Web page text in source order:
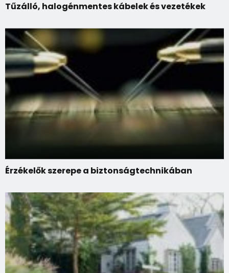
Tűzálló, halogénmentes kábelek és vezetékek
Érzékelők szerepe a biztonságtechnikában